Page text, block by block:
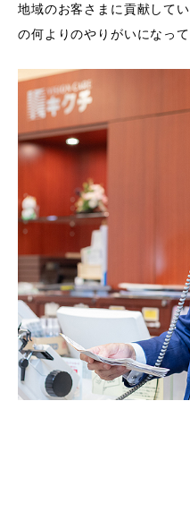
地域のお客さまに貢献して
の何よりのやりがいになって